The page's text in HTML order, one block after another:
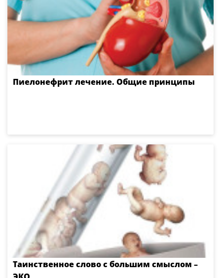
Пиелонефрит лечение. Общие принципы
Таинственное слово с большим смыслом –